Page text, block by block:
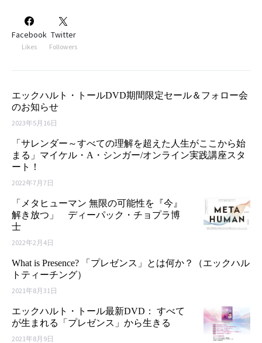
Facebook
Likes
Twitter
Followers
エックハルト・トールDVD期間限定セール＆フォロー会
のお知らせ
2023年5月16日
「サレンダー～すべての理解を超えた人生がここから始
まる」マイケル・A・シンガー/オンライン実践講座スタ
ート！
2022年7月7日
「メタヒューマン 無限の可能性を『今』
解き放つ」 ディーパック・チョプラ博
士
2022年2月4日
What is Presence? 「プレゼンス」とは何か？（エックハル
トティーチング）
2021年8月31日
エックハルト・トール最新DVD： すべて
が生まれる「プレゼンス」から生きる
2021年8月9日